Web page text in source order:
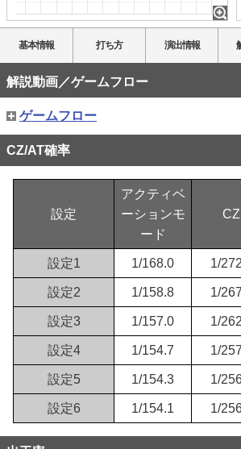
2026/07/03 アクティベーションモード抽選（内部状
2026/07/03 設定推測
2026/07/03
2026/07/03 超ULTRA RUSH(上位AT)について（かん
アタックフェーズ中の抽選（ULTRA
2026/07/03 AT終了画面について（演出情報）
BREAK MODE抽選（超ULTRA RUSH(上
2026/07/03 CZ抽選（内部状態関連）
2026/07/03 通常時のゲーム性（かんたん初打講座）
2026/07/03 BREAK MODE中の抽選（超ULTRA
基本情報 打ち方 演出情報
解説動画／ゲームフロー
ゲームフロー
CZ/AT確率
設定
アクティベ
ーションモ
ード
CZ
設定1 1/168.0 1/
設定2 1/158.8 1/
設定3 1/157.0 1/
設定4 1/154.7 1/
設定5 1/154.3 1/
設定6 1/154.1 1/